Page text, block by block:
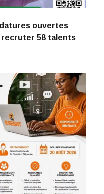
ouvertes
58 talents